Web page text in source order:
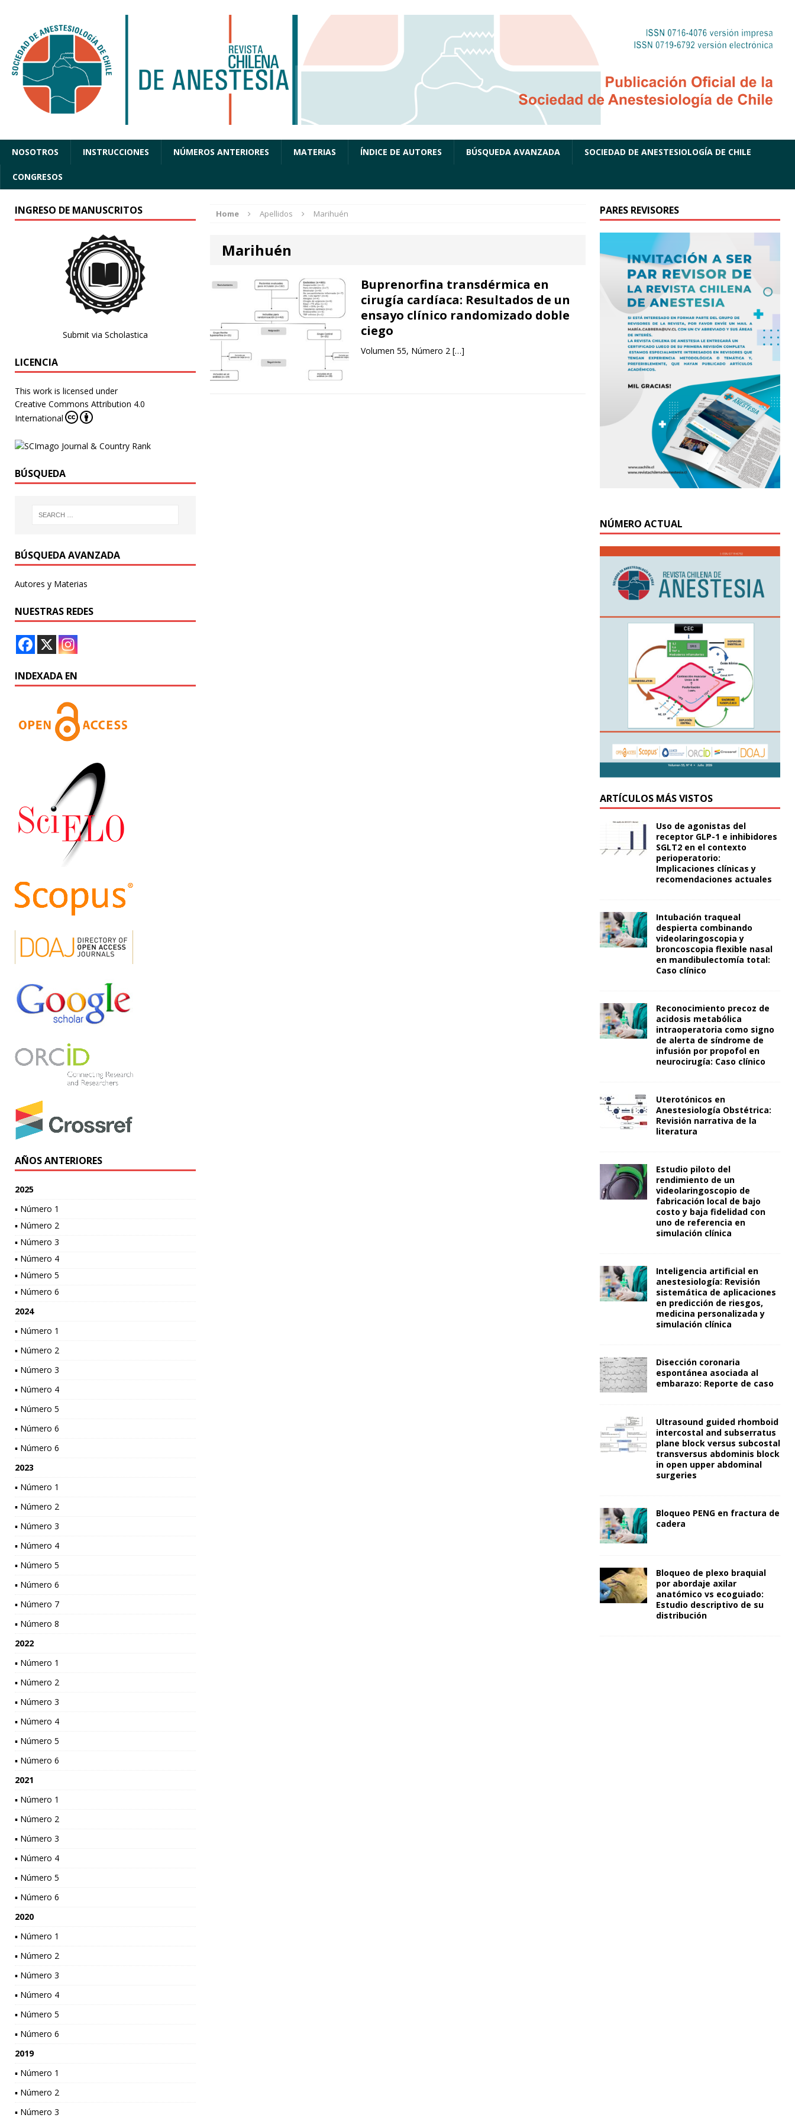
NOSOTROS INSTRUCCIONES NÚMEROS ANTERIORES MATERIAS ÍNDICE DE AUTORES BÚSQUEDA AVANZADA SOCIEDAD DE ANESTESIOLOGÍA DE CHILE
CONGRESOS
Home Apellidos Marihuén
Marihuén
Buprenorfina transdérmica en
cirugía cardíaca: Resultados de un
ensayo clínico randomizado doble
ciego
Volumen 55, Número 2 […]
INGRESO DE MANUSCRITOS
Submit via Scholastica
LICENCIA
This work is licensed under
Creative Commons Attribution 4.0
International
BÚSQUEDA
BÚSQUEDA AVANZADA
Autores y Materias
NUESTRAS REDES
INDEXADA EN
AÑOS ANTERIORES
2025
▪ Número 1
▪ Número 2
▪ Número 3
▪ Número 4
▪ Número 5
▪ Número 6
2024
▪ Número 1
▪ Número 2
▪ Número 3
▪ Número 4
▪ Número 5
▪ Número 6
▪ Número 6
2023
▪ Número 1
▪ Número 2
▪ Número 3
▪ Número 4
▪ Número 5
▪ Número 6
▪ Número 7
▪ Número 8
2022
▪ Número 1
▪ Número 2
▪ Número 3
▪ Número 4
▪ Número 5
▪ Número 6
2021
▪ Número 1
▪ Número 2
▪ Número 3
▪ Número 4
▪ Número 5
▪ Número 6
2020
▪ Número 1
▪ Número 2
▪ Número 3
▪ Número 4
▪ Número 5
▪ Número 6
2019
▪ Número 1
▪ Número 2
▪ Número 3
PARES REVISORES
NÚMERO ACTUAL
ARTÍCULOS MÁS VISTOS
Uso de agonistas del
receptor GLP-1 e inhibidores
SGLT2 en el contexto
perioperatorio:
Implicaciones clínicas y
recomendaciones actuales
Intubación traqueal
despierta combinando
videolaringoscopia y
broncoscopia flexible nasal
en mandibulectomía total:
Caso clínico
Reconocimiento precoz de
acidosis metabólica
intraoperatoria como signo
de alerta de síndrome de
infusión por propofol en
neurocirugía: Caso clínico
Uterotónicos en
Anestesiología Obstétrica:
Revisión narrativa de la
literatura
Estudio piloto del
rendimiento de un
videolaringoscopio de
fabricación local de bajo
costo y baja fidelidad con
uno de referencia en
simulación clínica
Inteligencia artificial en
anestesiología: Revisión
sistemática de aplicaciones
en predicción de riesgos,
medicina personalizada y
simulación clínica
Disección coronaria
espontánea asociada al
embarazo: Reporte de caso
Ultrasound guided rhomboid
intercostal and subserratus
plane block versus subcostal
transversus abdominis block
in open upper abdominal
surgeries
Bloqueo PENG en fractura de
cadera
Bloqueo de plexo braquial
por abordaje axilar
anatómico vs ecoguiado:
Estudio descriptivo de su
distribución